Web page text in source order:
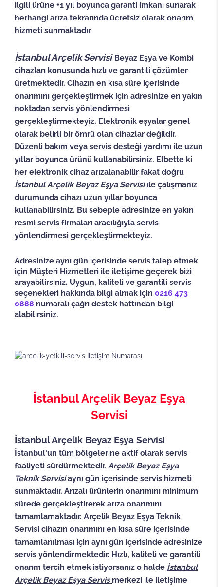
ilgili ürüne +1 yıl boyunca garanti imkanı sunarak
herhangi arıza tekrarında ücretsiz olarak onarım
hizmeti sunmaktadır.
İstanbul Arçelik Servisi Beyaz Eşya ve Kombi
cihazları konusunda hızlı ve garantili çözümler
üretmektedir. Cihazın en kısa süre içerisinde
onarımını gerçekleştirmek için adresinize en yakın
noktadan servis yönlendirmesi
gerçekleştirmekteyiz. Elektronik eşyalar genel
olarak belirli bir ömrü olan cihazlar değildir.
Düzenli bakım veya servis desteği yardımı ile uzun
yıllar boyunca ürünü kullanabilirsiniz. Elbette ki
her elektronik cihaz arızalanabilir fakat doğru
İstanbulArçelik Beyaz Eşya Servisiile çalışmanız
durumunda cihazı uzun yıllar boyunca
kullanabilirsiniz. Bu sebeple adresinize en yakın
resmi servis firmaları aracılığıyla servis
yönlendirmesi gerçekleştirmekteyiz.
Adresinize aynı gün içerisinde servis talep etmek
için Müşteri Hizmetleri ile iletişime geçerek bizi
arayabilirsiniz. Uygun, kaliteli ve garantili servis
seçenekleri hakkında bilgi almak için 0216 473
0888 numaralı çağrı destek hattından bilgi
alabilirsiniz.
İstanbul Arçelik Beyaz Eşya
Servisi
İstanbulArçelik Beyaz Eşya Servisi
İstanbul'un tüm bölgelerine aktif olarak servis
faaliyeti sürdürmektedir. Arçelik Beyaz Eşya
Teknik Servisiaynı gün içerisinde servis hizmeti
sunmaktadır. Arızalı ürünlerin onarımını minimum
sürede gerçekleştirerek arıza onarımını
tamamlamaktadır. Arçelik Beyaz Eşya Teknik
Servisi cihazın onarımını en kısa süre içerisinde
tamamlanılması için aynı gün içerisinde adresinize
servis yönlendirmektedir. Hızlı, kaliteli ve garantili
onarım tercih etmek istiyorsanız o halde İstanbul
Arçelik Beyaz Eşya Servis merkezi ile iletişime